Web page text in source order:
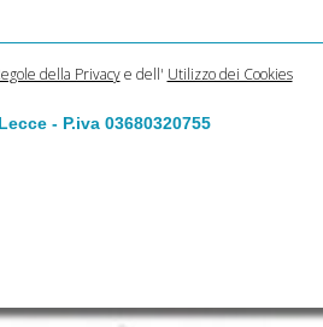
della Privacye dell' Utilizzo dei Cookies
- P.iva 03680320755